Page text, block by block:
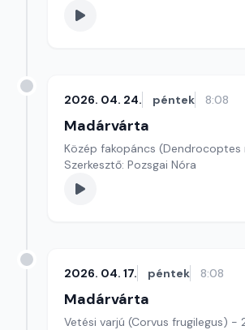
2026. 04. 24. péntek 8:08
Madárvárta
Közép fakopáncs (Dendrocoptes
Szerkesztő: Pozsgai Nóra
2026. 04. 17. péntek 8:08
Madárvárta
Vetési varjú (Corvus frugilegus) -